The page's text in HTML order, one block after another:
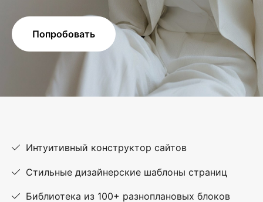
Попробовать
Интуитивный конструктор сайтов
Стильные дизайнерские шаблоны страниц
Библиотека из 100+ разноплановых блоков